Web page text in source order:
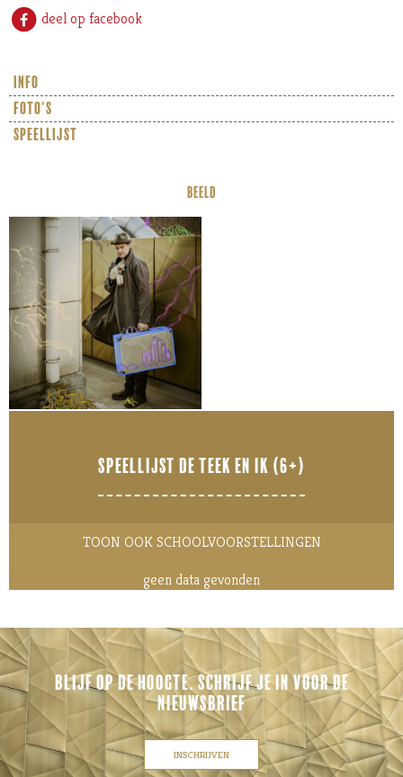
deel op facebook
info
foto's
speellijst
BEELD
SPEELLIJST DE TEEK EN IK (6+)
TOON OOK SCHOOLVOORSTELLINGEN
geen data gevonden
BLIJF OP DE HOOGTE. SCHRIJF JE IN VOOR DE
NIEUWSBRIEF
INSCHRIJVEN